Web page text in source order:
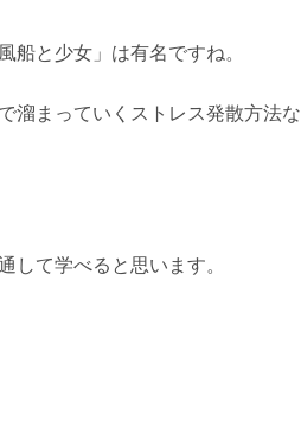
船と少女」は有名ですね。
溜まっていくストレス発散方法な
して学べると思います。